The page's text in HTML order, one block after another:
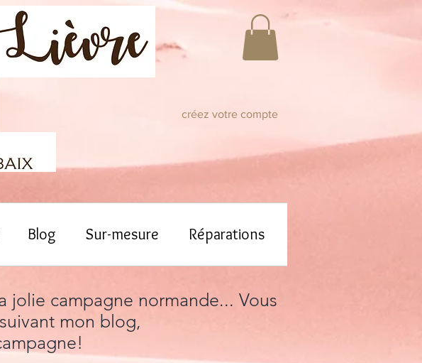
créez votre compte
Blog Sur-mesure Réparations
jolie campagne normande... Vous
mon blog,